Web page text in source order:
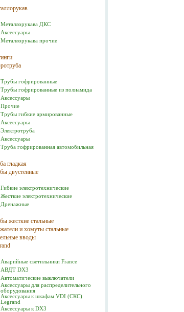
Металлорукава ДКС
Аксессуары
Металлорукава прочие
Трубы гофрированные
Трубы гофрированные из полиамида
Аксессуары
Прочие
Трубы гибкие армированные
Аксессуары
Электротруба
Аксессуары
Труба гофрированная автомобильная
гладкая
двустенные
Гибкие электротехнические
Жесткие электротехнические
Дренажные
жесткие стальные
и хомуты стальные
вводы
Аварийные светильники France
АВДТ DX3
Автоматические выключатели
Аксессуары для распределительного
оборудования
Аксессуары к шкафам VDI (СКС)
Legrand
Аксессуары к DX3